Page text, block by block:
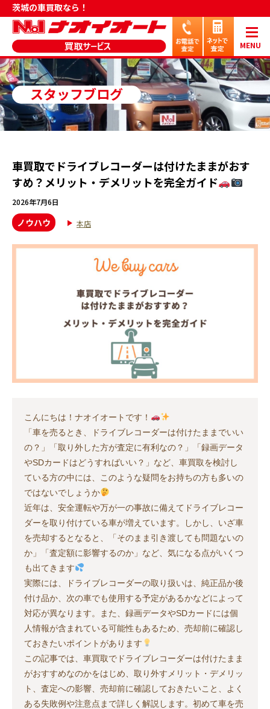
茨城の車買取なら！
MENU
スタッフブログ
車買取でドライブレコーダーは付けたままがおす
すめ？メリット・デメリットを完全ガイド
2026年7月6日
ノウハウ 本店
こんにちは！ナオイオートです！
「車を売るとき、ドライブレコーダーは付けたままでいい
の？」「取り外した方が査定に有利なの？」「録画データ
やSDカードはどうすればいい？」など、車買取を検討し
ている方の中には、このような疑問をお持ちの方も多いの
ではないでしょうか
近年は、安全運転や万が一の事故に備えてドライブレコー
ダーを取り付けている車が増えています。しかし、いざ車
を売却するとなると、「そのまま引き渡しても問題ないの
か」「査定額に影響するのか」など、気になる点がいくつ
も出てきます
実際には、ドライブレコーダーの取り扱いは、純正品か後
付け品か、次の車でも使用する予定があるかなどによって
対応が異なります。また、録画データやSDカードには個
人情報が含まれている可能性もあるため、売却前に確認し
ておきたいポイントがあります
この記事では、車買取でドライブレコーダーは付けたまま
がおすすめなのかをはじめ、取り外すメリット・デメリッ
ト、査定への影響、売却前に確認しておきたいこと、よく
ある失敗例や注意点まで詳しく解説します。初めて車を売